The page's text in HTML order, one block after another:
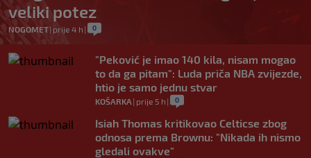
veliki potez
NOGOMET| prije 4 h | 0
"Peković je imao 140 kila, nisam mogao
to da ga pitam": Luda priča NBA zvijezde,
htio je samo jednu stvar
KOŠARKA | prije 5 h | 0
Isiah Thomas kritikovao Celticse zbog
odnosa prema Brownu: "Nikada ih nismo
gledali ovakve"